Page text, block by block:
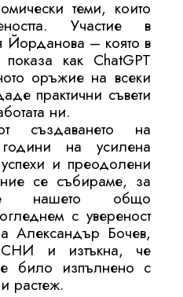
теми, които
Участие в
Йорданова – която в
показа как ChatGPT
оръжие на всеки
практични съвети
ни.
на
на усилена
и преодолени
ние се събираме, за
нашето общо
с увереност
Александър Бочев,
и изтъкна, че
било изпълнено с
растеж.